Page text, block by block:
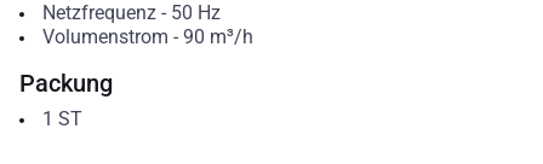
Netzfrequenz- 50 Hz
Volumenstrom - 90 m³/h
Packung
1 ST